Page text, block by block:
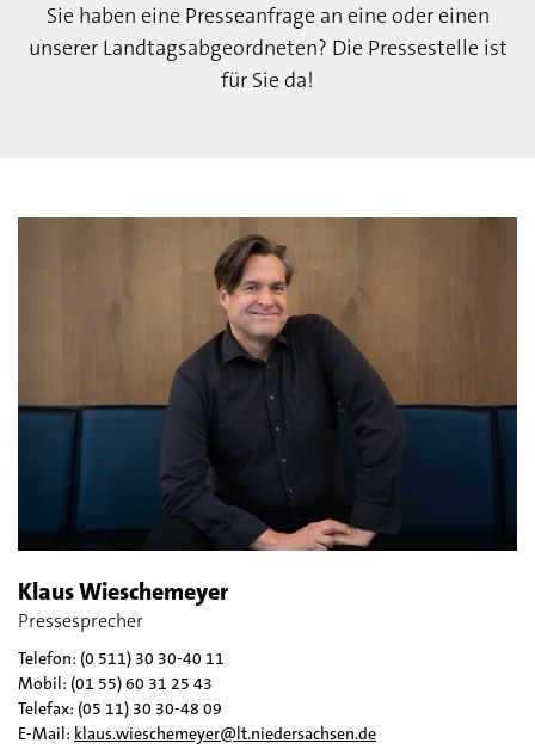
Sie haben eine Presseanfrage an eine oder einen
unserer Landtagsabgeordneten? Die Pressestelle ist
für Sie da!
Klaus Wieschemeyer
Pressesprecher
Telefon: (0 511) 30 30-40 11
Mobil: (01 55) 60 31 25 43
Telefax: (05 11) 30 30-48 09
E-Mail: klaus.wieschemeyer@lt.niedersachsen.de